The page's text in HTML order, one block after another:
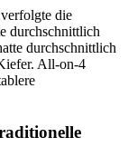
die
durchschnittlich
durchschnittlich
All-on-4